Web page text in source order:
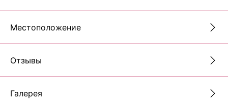
Местоположение
Отзывы
Галерея